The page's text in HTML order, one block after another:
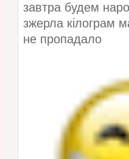
завтра будем
зжерла кілограм
не пропадало